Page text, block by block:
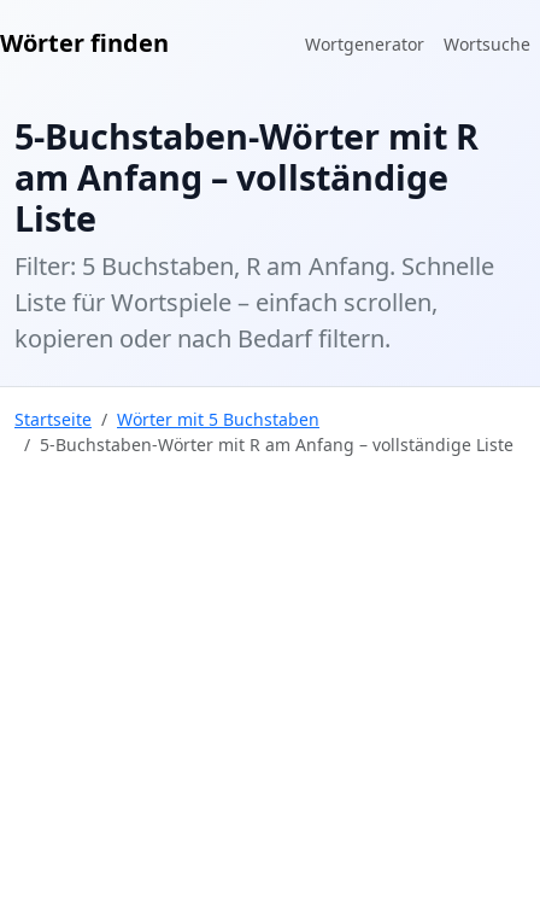
Wörter finden Wortgenerator Wortsuche
5-Buchstaben-Wörter mit R
am Anfang – vollständige
Liste
Filter: 5 Buchstaben, R am Anfang. Schnelle
Liste für Wortspiele – einfach scrollen,
kopieren oder nach Bedarf filtern.
Startseite
Wörter mit 5 Buchstaben
5-Buchstaben-Wörter mit R am Anfang – vollständige Liste